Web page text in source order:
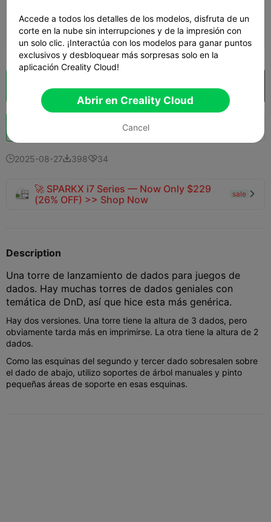
Autor  04h 38m  1 plates  153.20g
156
2025-08-2739834
🚀 SPARKX i7 Series — Now Only $229
(26% OFF) >> Shop Now
sale 
Description
Una torre de lanzamiento de dados para juegos de
dados. Hay muchas torres de dados geniales con
temática de DnD, así que hice esta más genérica.
Hay dos versiones. Una torre tiene la altura de 3 dados, pero
obviamente tarda más en imprimirse. La otra tiene la altura de 2
dados.
Como las esquinas del segundo y tercer dado sobresalen sobre
el dado de abajo, utilizo soportes de árbol manuales y pinto
pequeñas áreas de soporte en esas esquinas.
Accede a todos los detalles de los modelos, disfruta de un
corte en la nube sin interrupciones y de la impresión con
un solo clic. ¡Interactúa con los modelos para ganar puntos
exclusivos y desbloquear más sorpresas solo en la
aplicación Creality Cloud!
Abrir en Creality Cloud
Cancel